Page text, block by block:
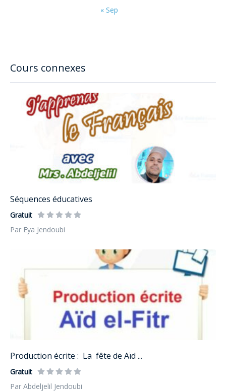
Cours connexes
Séquences éducatives
Gratuit
Par Eya Jendoubi
Production écrite : La fête de Aïd ...
Gratuit
Par Abdeljelil Jendoubi
« Sep